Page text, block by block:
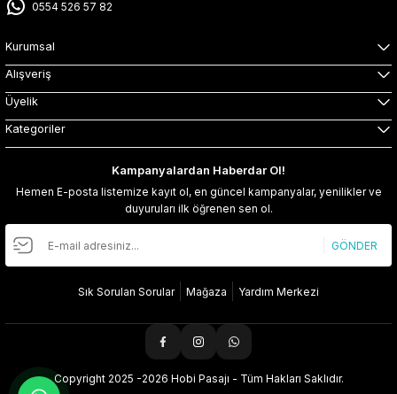
0554 526 57 82
Kurumsal
Alışveriş
Üyelik
Kategoriler
Kampanyalardan Haberdar Ol!
Hemen E-posta listemize kayıt ol, en güncel kampanyalar, yenilikler ve
duyuruları ilk öğrenen sen ol.
GÖNDER
Sık Sorulan Sorular Mağaza Yardım Merkezi
Copyright 2025 -2026 Hobi Pasajı - Tüm Hakları Saklıdır.